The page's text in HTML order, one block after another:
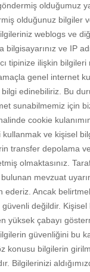
olduğumuz
olduğunuz bilgiler
weblogs ve
bilgisayarınız ve IP
tipinize ilişkin bilgileri
genel internet
bilgi edinebiliriz. Bu
sunabilmemiz için
cookie
kullanmak ve kişisel
transfer depolama
olmaktasınız.
mevzuat
ederiz. Ancak
güvenli değildir.
yüksek çabayı
güvenliğini bu
konusu bilgilerin
Bilgilerinizi